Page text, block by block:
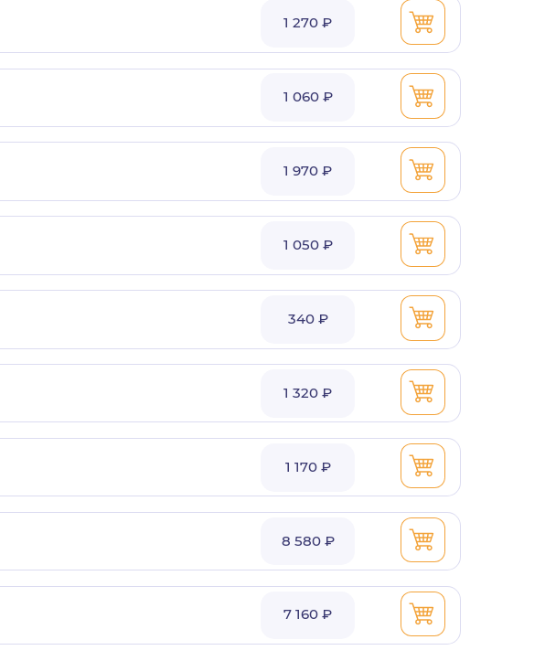
1 270 ₽
1 060 ₽
1 970 ₽
1 050 ₽
340 ₽
1 320 ₽
1 170 ₽
8 580 ₽
7 160 ₽